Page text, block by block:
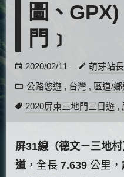
圖、
門﹞
2020/02/11 萌芽站長
公路悠遊 , 台灣 , 區道/
2020屏東三地門三日遊 ,
屏31線（德文－三地村
道，全長 7.639 公里，